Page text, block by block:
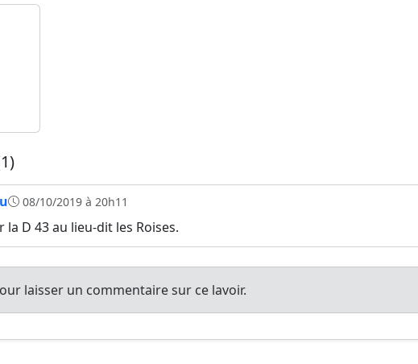
08/10/2019 à 20h11
la D 43 au lieu-dit les Roises.
laisser un commentaire sur ce lavoir.